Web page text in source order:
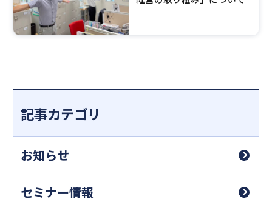
記事カテゴリ
お知らせ
セミナー情報